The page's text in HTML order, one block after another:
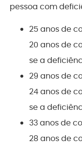
pessoa com
25 anos de
20 anos de
se a
29 anos de
24 anos de
se a
33 anos de
28 anos de